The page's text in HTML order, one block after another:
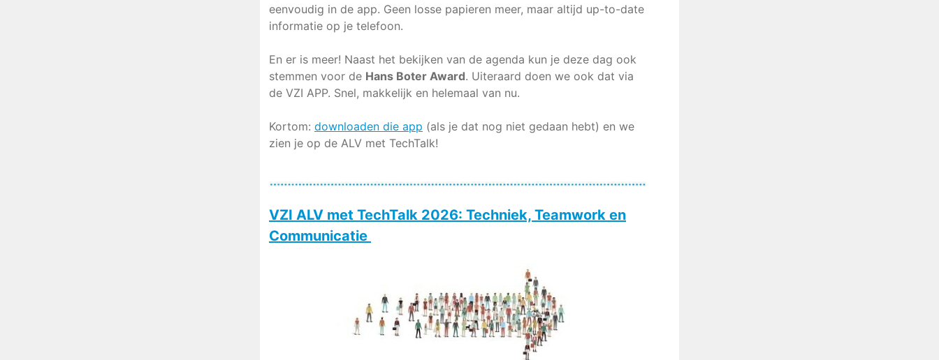
eenvoudig in de app. Geen losse papieren meer, maar altijd up-to-date
informatie op je telefoon.
En er is meer! Naast het bekijken van de agenda kun je deze dag ook
stemmen voor de Hans Boter Award. Uiteraard doen we ook dat via
de VZI APP. Snel, makkelijk en helemaal van nu.
Kortom: downloaden die app (als je dat nog niet gedaan hebt) en we
zien je op de ALV met TechTalk!
VZI ALV met TechTalk 2026: Techniek, Teamwork en
Communicatie